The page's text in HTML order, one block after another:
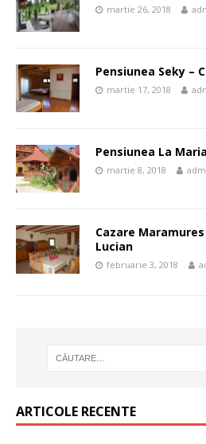
martie 26, 2018
Pensiunea Seky –
martie 17, 2018
Pensiunea La
martie 8, 2018
Cazare
Lucian
februarie 3, 2018
ARTICOLE RECENTE